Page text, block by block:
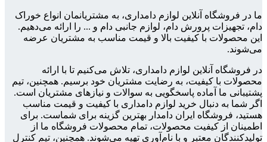
ما در فروشگاه آنلاین لوازم دامداری، به مشتریانمان انواع خوراک
دام، تجهیزات پرورش دام، لوازم جانبی دام و ... را ارائه می‌دهیم.
این محصولات با کیفیت بالا و قیمت مناسب به مشتریان عرضه
می‌شوند.
در فروشگاه آنلاین لوازم دامداری، تلاش می‌کنیم تا با ارائه
محصولات با کیفیت، به رضایت مشتریان خود برسیم. همچنین، تیم
پشتیبانی ما آماده پاسخگویی به سوالات و نیازهای مشتریان است.
اگر شما به دنبال خرید لوازم دامداری با کیفیت و قیمت مناسب
هستید، فروشگاه ایران دامدار بهترین گزینه برای شماست. برای
اطمینان از کیفیت محصولات، تمام محصولات فروشگاه ما از
تولیدکنندگان معتبر و با نام‌آوری تهیه می‌شوند. همچنین، تیم کنترل